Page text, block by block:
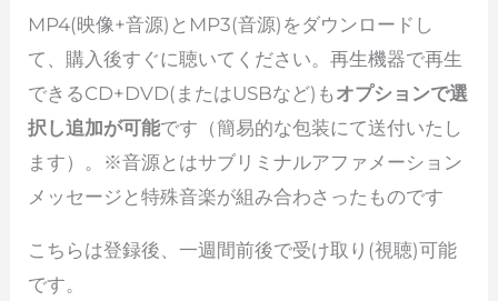
MP4(映像+音源)とMP3(音源)をダウンロードし
て、購入後すぐに聴いてください。再生機器で再生
できるCD+DVD(またはUSBなど)もオプションで選
択し追加が可能です（簡易的な包装にて送付いたし
ます）。※音源とはサブリミナルアファメーション
メッセージと特殊音楽が組み合わさったものです
こちらは登録後、一週間前後で受け取り(視聴)可能
です。